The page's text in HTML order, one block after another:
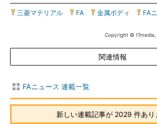
三菱マテリアル FA 金属ボディ FA
Copyright © ITmedia,
関連情報
FAニュース 連載一覧
新しい連載記事が 2029 件あり